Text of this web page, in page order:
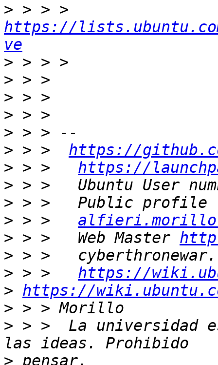
>
https://
ve
>
>
>
>
>
> > > https://
> > > https://
>
>
> > > alfieri.morillo
> > >   Web Master
>
> > > https://
> https://
>
> > >  La universidad
>